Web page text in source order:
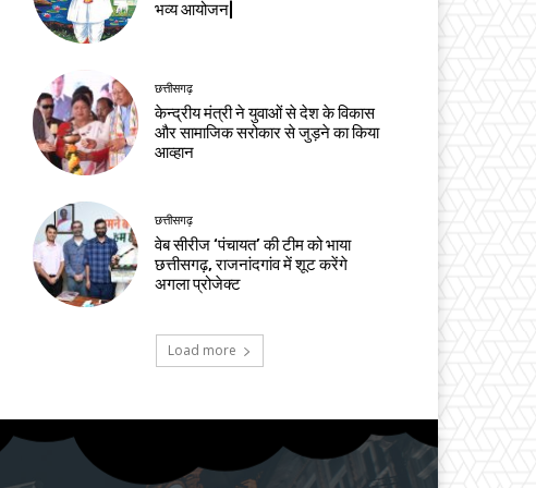
भव्य आयोजन|
छत्तीसगढ़
केन्द्रीय मंत्री ने युवाओं से देश के विकास
और सामाजिक सरोकार से जुड़ने का किया
आव्हान
छत्तीसगढ़
वेब सीरीज ‘पंचायत’ की टीम को भाया
छत्तीसगढ़, राजनांदगांव में शूट करेंगे
अगला प्रोजेक्ट
Load more